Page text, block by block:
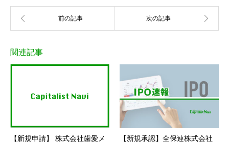
関連記事
【新規申請】 株式会社歯愛メ
【新規承認】全保連株式会社